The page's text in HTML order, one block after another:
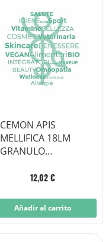
CEMON APIS
MELLIFICA 18LM
GRANULO
12,02 €
Añadir al carrito